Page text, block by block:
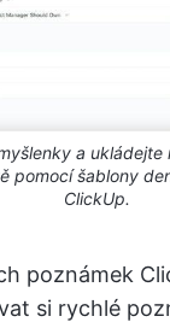
a ukládejte
pomocí šablony
ClickUp.
poznámek
si rychlé